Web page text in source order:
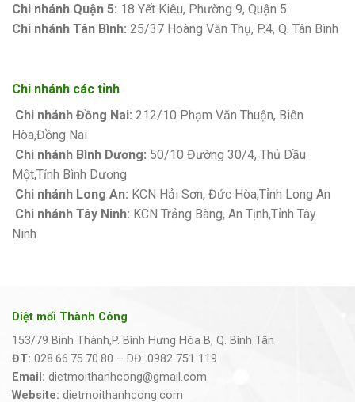
Chi nhánh Quận 5: 18 Yết Kiêu, Phường 9, Quận 5
Chi nhánh Tân Bình: 25/37 Hoàng Văn Thụ, P.4, Q. Tân Bình
Chi nhánh các tỉnh
Chi nhánh Đồng Nai: 212/10 Phạm Văn Thuận, Biên
Hòa,Đồng Nai
Chi nhánh Bình Dương: 50/10 Đường 30/4, Thủ Dầu
Một,Tỉnh Bình Dương
Chi nhánh Long An: KCN Hải Sơn, Đức Hòa,Tỉnh Long An
Chi nhánh Tây Ninh: KCN Trảng Bàng, An Tịnh,Tỉnh Tây
Ninh
Diệt mối Thành Công
153/79 Bình Thành,P. Bình Hưng Hòa B, Q. Bình Tân
ĐT: 028.66.75.70.80 – DĐ: 0982 751 119
Email: dietmoithanhcong@gmail.com
Website: dietmoithanhcong.com